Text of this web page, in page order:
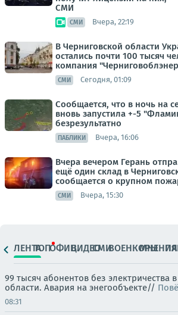
СМИ
СМИ Вчера, 22:19
В Черниговской области
остались почти 100 тысяч
компания
СМИ Сегодня, 01:09
Сообщается, что в ночь на
вновь запустила +-5
безрезультатно
ПАБЛИКИ Вчера, 16:06
Вчера вечером Герань
ещё один склад в
сообщается о крупном
СМИ Вчера, 15:30
ЛЕНТАТОПОФИЦ.ВИДЕОСМИВОЕНКОРЫМНЕНИЯ
99 тысяч абонентов без электричества
области. Авария на энегообъекте//
08:31